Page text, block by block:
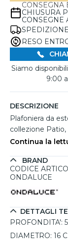
CONSEGNA
CHIUSURA
CONSEGNE
RESO
Siamo
9:00
DESCRIZIONE
Plafoniera da
collezione
funzionale e
perfetto per
semplice ed
uniforme e
temperatura
confortevole,
compatte, con
permettono
Continua la
BRAND
CODICE
ONDALUCE
DETTAGLI
PROFONDITA':
DIAMETRO: 16